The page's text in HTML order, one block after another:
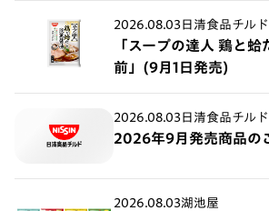
2026.08.03 日清食品チルド
「スープの達人 鶏と
前」(9月1日発売)
2026.08.03 日清食品チルド
2026年9月発売商品の
2026.08.03湖池屋